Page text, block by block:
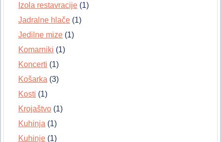
Izola restavracije (1)
Jadralne hlače (1)
Jedilne mize (1)
Komarniki (1)
Koncerti (1)
Košarka (3)
Kosti (1)
Krojaštvo (1)
Kuhinja (1)
Kuhinje (1)